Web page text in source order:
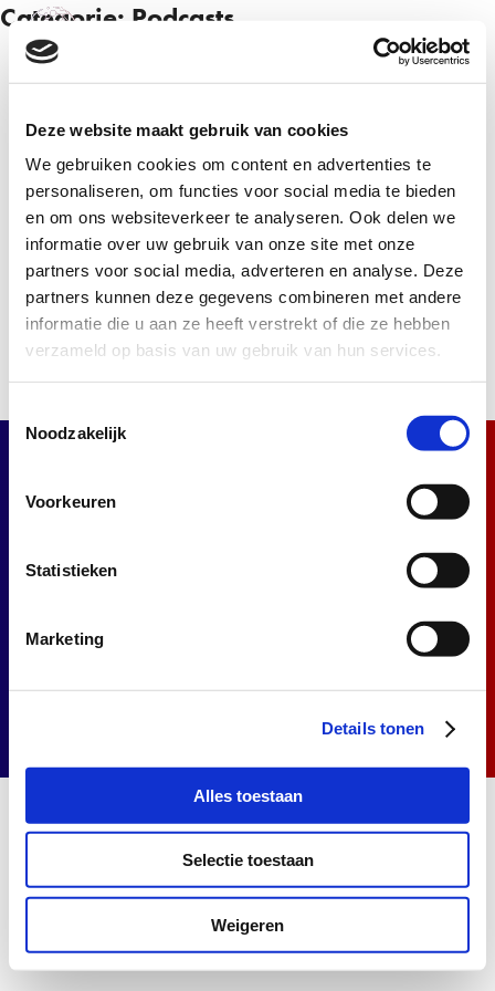
Deze website maakt gebruik van cookies
We gebruiken cookies om content en advertenties te
personaliseren, om functies voor social media te bieden
en om ons websiteverkeer te analyseren. Ook delen we
informatie over uw gebruik van onze site met onze
partners voor social media, adverteren en analyse. Deze
partners kunnen deze gegevens combineren met andere
informatie die u aan ze heeft verstrekt of die ze hebben
verzameld op basis van uw gebruik van hun services.
Noodzakelijk
Voorkeuren
Statistieken
Marketing
Details tonen
Alles toestaan
Selectie toestaan
Weigeren
Categorie: Podcasts
Inschrijven
Schrijf je in voor de nieuwsbrief en ontvang het
laatste nieuws.
Inschrijven
Privacyverklaring
Cookieverklaring